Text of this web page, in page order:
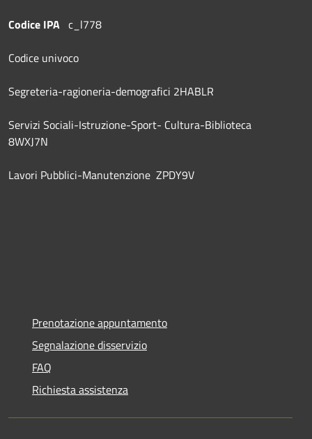
Codice IPA c_l778
Codice univoco
Segreteria-ragioneria-demografici 2HABLR
Servizi Sociali-Istruzione-Sport- Cultura-Biblioteca
8WXJ7N
Lavori Pubblici-Manutenzione ZPDY9V
Prenotazione appuntamento
Segnalazione disservizio
FAQ
Richiesta assistenza